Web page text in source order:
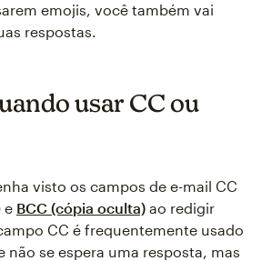
emojis, você também vai
respostas.
usar CC ou
visto os campos de e-mail CC
e BCC (cópia oculta) ao redigir
CC é frequentemente usado
não se espera uma resposta, mas